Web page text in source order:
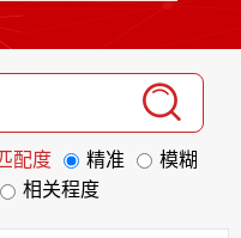
配度 精准
模糊
相关程度